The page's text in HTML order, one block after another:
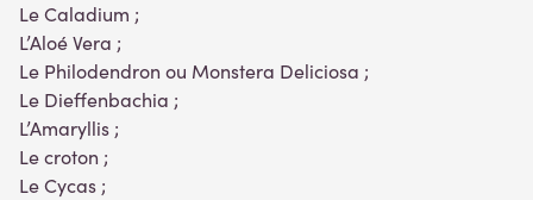
Le Caladium ;
L’Aloé Vera ;
Le Philodendron ou Monstera Deliciosa ;
Le Dieffenbachia ;
L’Amaryllis ;
Le croton ;
Le Cycas ;